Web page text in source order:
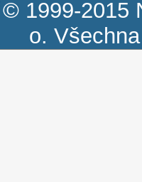
© 1999-2015
o.